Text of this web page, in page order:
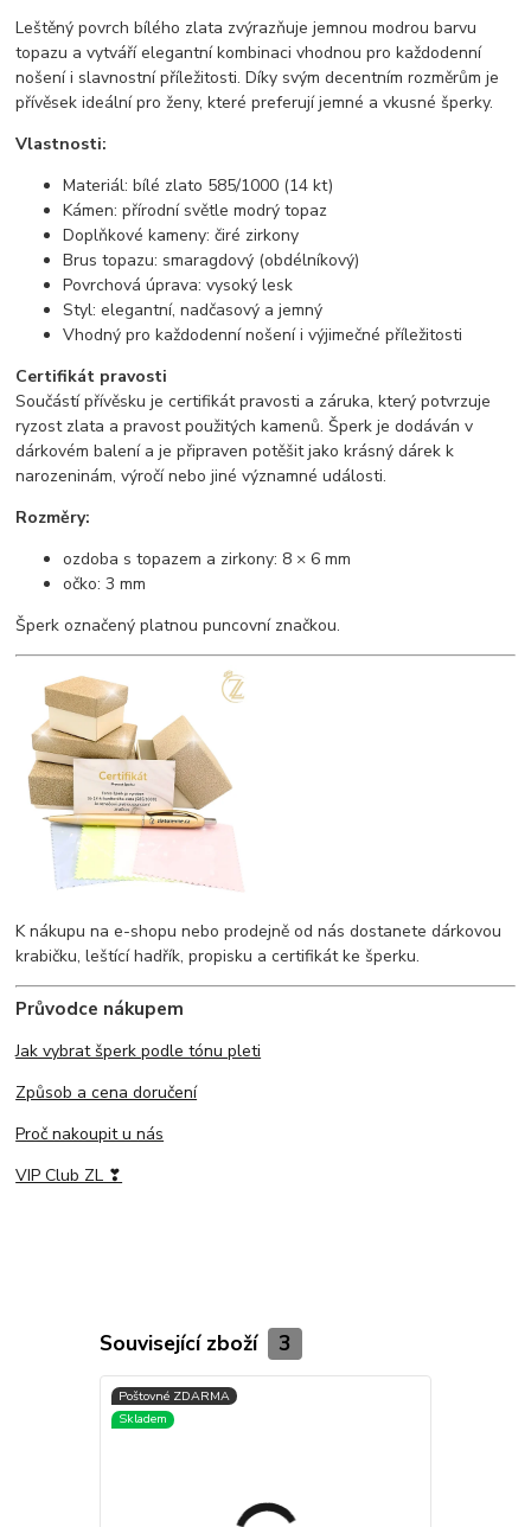
Leštěný povrch bílého zlata zvýrazňuje jemnou modrou barvu
topazu a vytváří elegantní kombinaci vhodnou pro každodenní
nošení i slavnostní příležitosti. Díky svým decentním rozměrům je
přívěsek ideální pro ženy, které preferují jemné a vkusné šperky.
Vlastnosti:
Materiál: bílé zlato 585/1000 (14 kt)
Kámen: přírodní světle modrý topaz
Doplňkové kameny: čiré zirkony
Brus topazu: smaragdový (obdélníkový)
Povrchová úprava: vysoký lesk
Styl: elegantní, nadčasový a jemný
Vhodný pro každodenní nošení i výjimečné příležitosti
Certifikát pravosti
Součástí přívěsku je certifikát pravosti a záruka, který potvrzuje
ryzost zlata a pravost použitých kamenů. Šperk je dodáván v
dárkovém balení a je připraven potěšit jako krásný dárek k
narozeninám, výročí nebo jiné významné události.
Rozměry:
ozdoba s topazem a zirkony: 8 × 6 mm
očko: 3 mm
Šperk označený platnou puncovní značkou.
K nákupu na e-shopu nebo prodejně od nás dostanete dárkovou
krabičku, leštící hadřík, propisku a certifikát ke šperku.
Průvodce nákupem
Jak vybrat šperk podle tónu pleti
Způsob a cena doručení
Proč nakoupit u nás
VIP Club ZL ❣
Související zboží 3